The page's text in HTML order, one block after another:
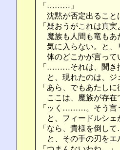
「………」
沈黙が否定出ること
「疑おうがこれは真実
魔族も人間も竜もあ
気に入らない。と、
体のどこかが言って
「………それは、聞き
と、現れたのは、ジ
「あら、でもあたしに
ここは、魔族が存在
「ッく………。そう言
と、フィードルシェ
「なら、貴様を倒し
と、その手の刃をエ